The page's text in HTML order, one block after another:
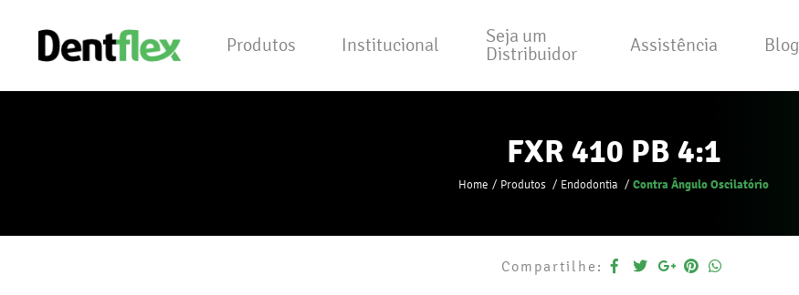
Produtos Institucional
Seja um
Distribuidor
Assistência Blog
FXR 410 PB 4:1
Home Produtos Endodontia Contra Ângulo Oscilatório
Compartilhe: